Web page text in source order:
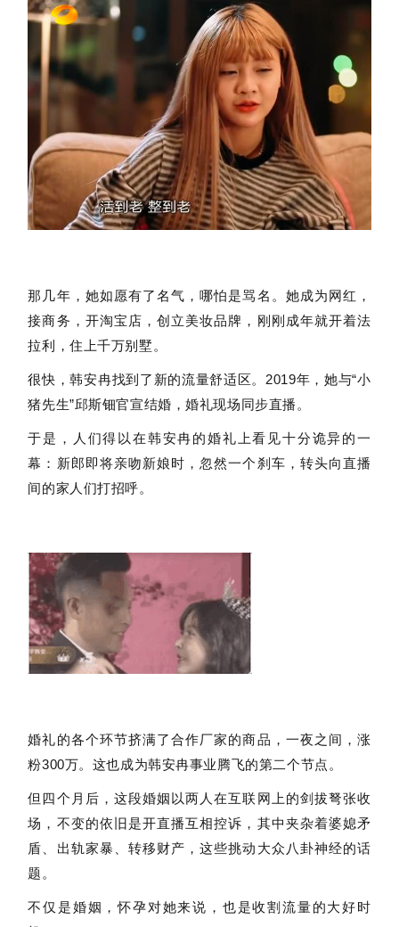
那几年，她如愿有了名气，哪怕是骂名。她成为网红，
接商务，开淘宝店，创立美妆品牌，刚刚成年就开着法
拉利，住上千万别墅。
很快，韩安冉找到了新的流量舒适区。2019年，她与“小
猪先生”邱斯钿官宣结婚，婚礼现场同步直播。
于是，人们得以在韩安冉的婚礼上看见十分诡异的一
幕：新郎即将亲吻新娘时，忽然一个刹车，转头向直播
间的家人们打招呼。
婚礼的各个环节挤满了合作厂家的商品，一夜之间，涨
粉300万。这也成为韩安冉事业腾飞的第二个节点。
但四个月后，这段婚姻以两人在互联网上的剑拔弩张收
场，不变的依旧是开直播互相控诉，其中夹杂着婆媳矛
盾、出轨家暴、转移财产，这些挑动大众八卦神经的话
题。
不仅是婚姻，怀孕对她来说，也是收割流量的大好时